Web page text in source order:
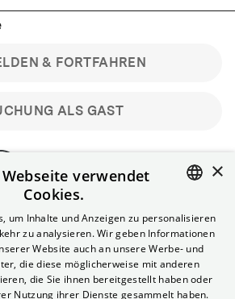
ALS GAST
& FORTFAHREN
sind nicht stornierbar.
für bis zu 90 min vor Filmbeginn
für reguläre Vorstellungen.
dich an, um deine Benefits
ENGLISH
×
Webseite verwendet
Cookies.
um Inhalte und Anzeigen zu personalisieren
zu analysieren. Wir geben Informationen
Website auch an unsere Werbe- und
die diese möglicherweise mit anderen
die Sie ihnen bereitgestellt haben oder
Nutzung ihrer Dienste gesammelt haben.